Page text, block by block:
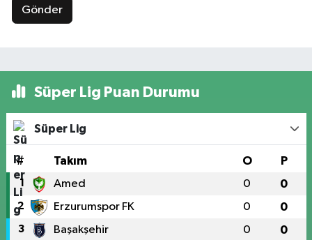
Gönder
Süper Lig Puan Durumu
Süper Lig
# Takım O P
1 Amed 0 0
2 Erzurumspor FK 0 0
3 Başakşehir 0 0